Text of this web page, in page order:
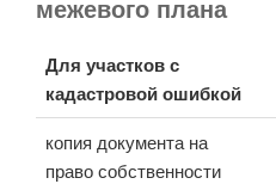
межевого плана
Для участков с
кадастровой ошибкой
копия документа на
право собственности